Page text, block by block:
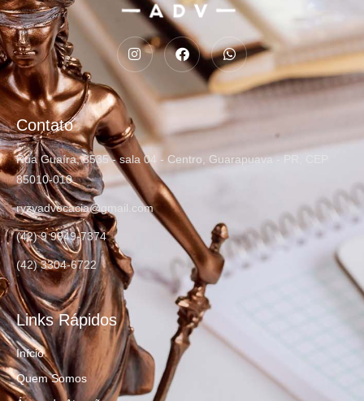
Contato
Rua Guaíra, 3535 - sala 04 - Centro, Guarapuava - PR, CEP
85010-010
ryzyadvocacia@gmail.com
(42) 9 9949-7374
(42) 3304-6722
Links Rápidos
Início
Quem Somos